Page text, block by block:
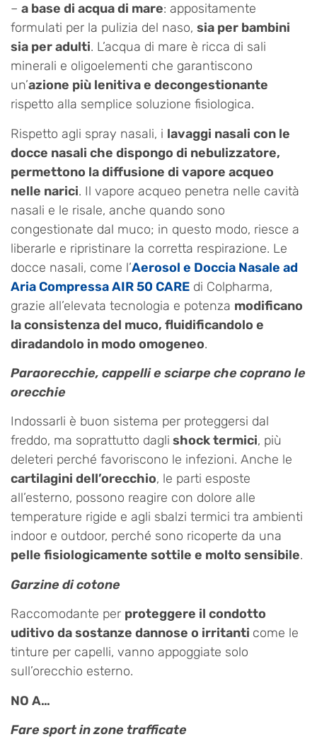
– a base di acqua di mare: appositamente
formulati per la pulizia del naso, sia per bambini
sia per adulti. L’acqua di mare è ricca di sali
minerali e oligoelementi che garantiscono
un’azione più lenitiva e decongestionante
rispetto alla semplice soluzione fisiologica.
Rispetto agli spray nasali, i lavaggi nasali con le
docce nasali che dispongo di nebulizzatore,
permettono la diffusione di vapore acqueo
nelle narici. Il vapore acqueo penetra nelle cavità
nasali e le risale, anche quando sono
congestionate dal muco; in questo modo, riesce a
liberarle e ripristinare la corretta respirazione. Le
docce nasali, come l’Aerosol e Doccia Nasale ad
Aria Compressa AIR 50 CARE di Colpharma,
grazie all’elevata tecnologia e potenza modificano
la consistenza del muco, fluidificandolo e
diradandolo in modo omogeneo.
Paraorecchie, cappelli e sciarpe che coprano le
orecchie
Indossarli è buon sistema per proteggersi dal
freddo, ma soprattutto dagli shock termici, più
deleteri perché favoriscono le infezioni. Anche le
cartilagini dell’orecchio, le parti esposte
all’esterno, possono reagire con dolore alle
temperature rigide e agli sbalzi termici tra ambienti
indoor e outdoor, perché sono ricoperte da una
pelle fisiologicamente sottile e molto sensibile.
Garzine di cotone
Raccomodante per proteggere il condotto
uditivo da sostanze dannose o irritanti come le
tinture per capelli, vanno appoggiate solo
sull’orecchio esterno.
NO A…
Fare sport in zone trafficate